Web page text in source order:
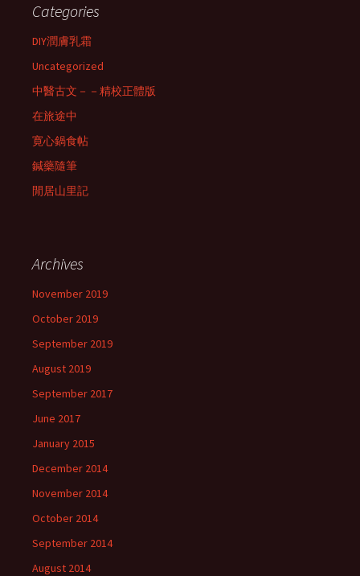
Categories
DIY潤膚乳霜
Uncategorized
中醫古文－－精校正體版
在旅途中
寛心鍋食帖
鍼藥隨筆
閒居山里記
Archives
November 2019
October 2019
September 2019
August 2019
September 2017
June 2017
January 2015
December 2014
November 2014
October 2014
September 2014
August 2014